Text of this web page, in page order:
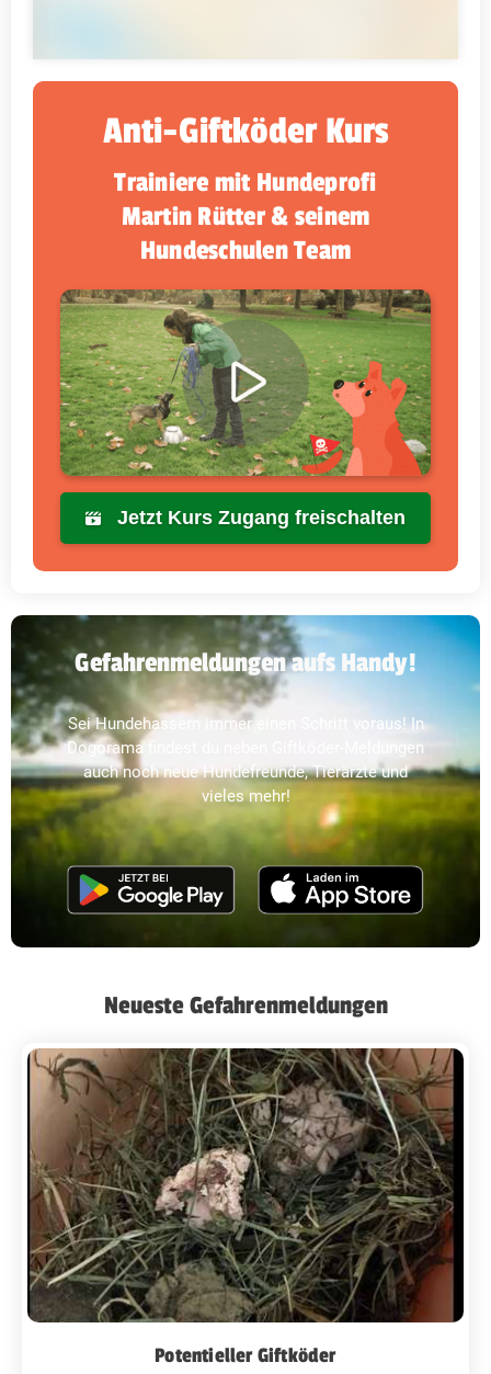
Anti-Giftköder Kurs
Trainiere mit Hundeprofi
Martin Rütter & seinem
Hundeschulen Team
Jetzt Kurs Zugang freischalten
Gefahrenmeldungen aufs Handy!
Sei Hundehassern immer einen Schritt voraus! In
Dogorama findest du neben Giftköder-Meldungen
auch noch neue Hundefreunde, Tierärzte und
vieles mehr!
Neueste Gefahrenmeldungen
Potentieller Giftköder